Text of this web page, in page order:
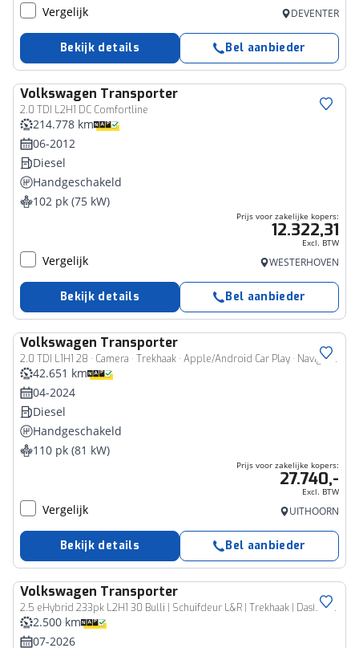
Vergelijk DEVENTER
Bekijk details Bel aanbieder
Volkswagen Transporter
2.0 TDI L2H1 DC Comfortline
Bedrijfswagen
214.778 km
06-2012
Diesel
Handgeschakeld
102 pk (75 kW)
Prijs voor zakelijke kopers:
12.322,31
Excl. BTW
Vergelijk WESTERHOVEN
Bekijk details Bel aanbieder
Volkswagen Transporter
2.0 TDI L1H1 28 · Camera · Trekhaak · Apple/Android Car Play · Navigatie · Cruise Control · Vloerplaat · 16'' Inch · Garantie t/m 01-04-2028 of 100.000km
Bedrijfswagen
42.651 km
04-2024
Diesel
Handgeschakeld
110 pk (81 kW)
Prijs voor zakelijke kopers:
27.740,-
Excl. BTW
Vergelijk UITHOORN
Bekijk details Bel aanbieder
Volkswagen Transporter
2.5 eHybrid 233pk L2H1 30 Bulli | Schuifdeur L&R | Trekhaak | Dashcam
Bedrijfswagen
2.500 km
07-2026